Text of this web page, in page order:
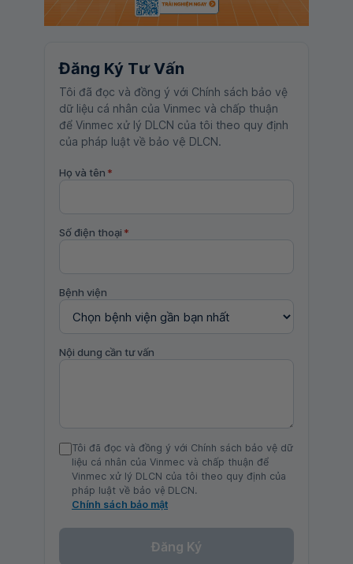
Đăng Ký Tư Vấn
Tôi đã đọc và đồng ý với Chính sách bảo vệ
dữ liệu cá nhân của Vinmec và chấp thuận
để Vinmec xử lý DLCN của tôi theo quy định
của pháp luật về bảo vệ DLCN.
Họ và tên *
Số điện thoại *
Bệnh viện
Nội dung cần tư vấn
Tôi đã đọc và đồng ý với Chính sách bảo vệ dữ
liệu cá nhân của Vinmec và chấp thuận để
Vinmec xử lý DLCN của tôi theo quy định của
pháp luật về bảo vệ DLCN.
Chính sách bảo mật
Đăng Ký